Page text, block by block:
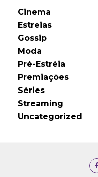
Cinema
Estreias
Gossip
Moda
Pré-Estréia
Premiações
Séries
Streaming
Uncategorized